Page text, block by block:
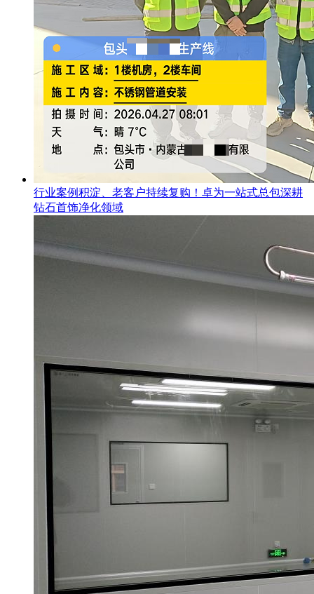
行业案例积淀、老客户持续复购！卓为一站式总包深耕
钻石首饰净化领域